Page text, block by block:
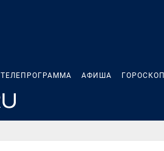
ТЕЛЕПРОГРАММА АФИША ГОРОСКОП